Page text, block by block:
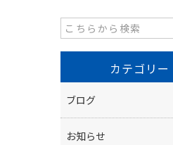
カテゴリー
ブログ
お知らせ